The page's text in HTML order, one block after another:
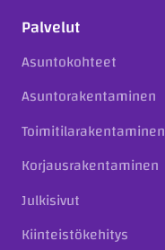
Palvelut
Asuntokohteet
Asuntorakentaminen
Toimitilarakentaminen
Korjausrakentaminen
Julkisivut
Kiinteistökehitys